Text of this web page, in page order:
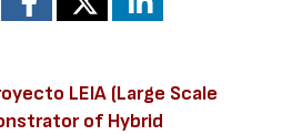
LEIA (Large Scale
of Hybrid